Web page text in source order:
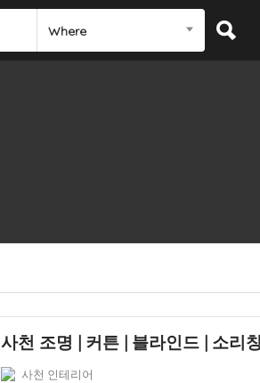
Where
사천 조명 | 커튼 | 블라인드 | 소리
사천 인테리어